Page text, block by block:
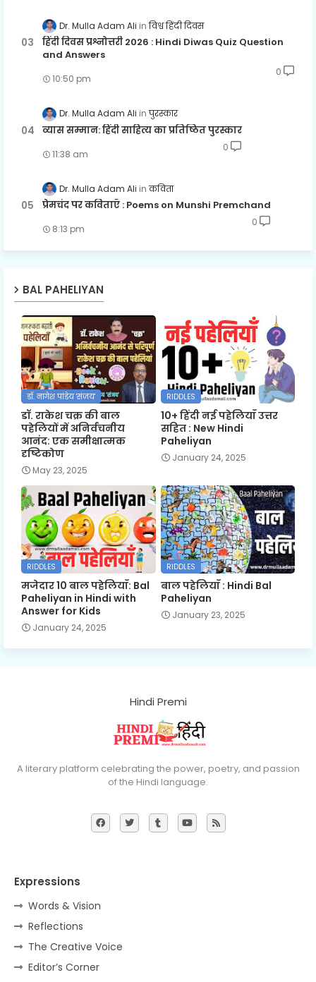
Dr. Mulla Adam Ali विश्व हिंदी दिवस
हिंदी दिवस प्रश्नोत्तरी 2026 : Hindi Diwas Quiz Question
and Answers
10:50 pm
0
Dr. Mulla Adam Ali पुरस्कार
व्यास सम्मान: हिंदी साहित्य का प्रतिष्ठित पुरस्कार
11:38 am
0
Dr. Mulla Adam Ali कविता
प्रेमचंद पर कविताएँ : Poems on Munshi Premchand
8:13 pm
0
BAL PAHELIYAN
डॉ. नागेश पांडेय 'संजय'
डॉ. राकेश चक्र की बाल
पहेलियों में अनिर्वचनीय
आनंद: एक समीक्षात्मक
दृष्टिकोण
May 23, 2025
RIDDLES
10+ हिंदी नई पहेलियाँ उत्तर
सहित : New Hindi
Paheliyan
January 24, 2025
RIDDLES
मजेदार 10 बाल पहेलियाँ: Bal
Paheliyan in Hindi with
Answer for Kids
January 24, 2025
RIDDLES
बाल पहेलियाँ : Hindi Bal
Paheliyan
January 23, 2025
Hindi Premi
A literary platform celebrating the power, poetry, and passion
of the Hindi language.
Expressions
Words & Vision
Reflections
The Creative Voice
Editor’s Corner